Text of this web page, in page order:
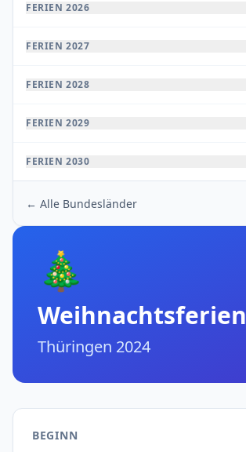
FERIEN 2026
FERIEN 2027
FERIEN 2028
FERIEN 2029
FERIEN 2030
← Alle Bundesländer
🎄
Weihnachtsferien
Thüringen 2024
BEGINN